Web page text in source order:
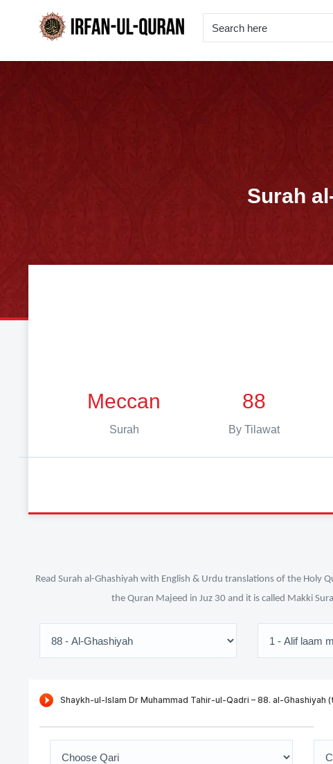
Surah
Meccan
Surah
88
By Tilawat
Read Surah al-Ghashiyah with English & Urdu translations of the Holy
the Quran Majeed in Juz 30 and it is called Makki